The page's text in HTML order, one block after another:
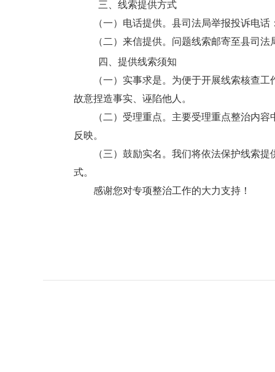
三、线索提供方式
（一）电话提供。县司法局举报投诉电话：
（二）来信提供。问题线索邮寄至县司法
四、提供线索须知
（一）实事求是。为便于开展线索核查工
故意捏造事实、诬陷他人。
（二）受理重点。主要受理重点整治内容
反映。
（三）鼓励实名。我们将依法保护线索提
式。
感谢您对专项整治工作的大力支持！